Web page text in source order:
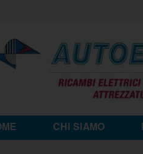
CHI SIAMO